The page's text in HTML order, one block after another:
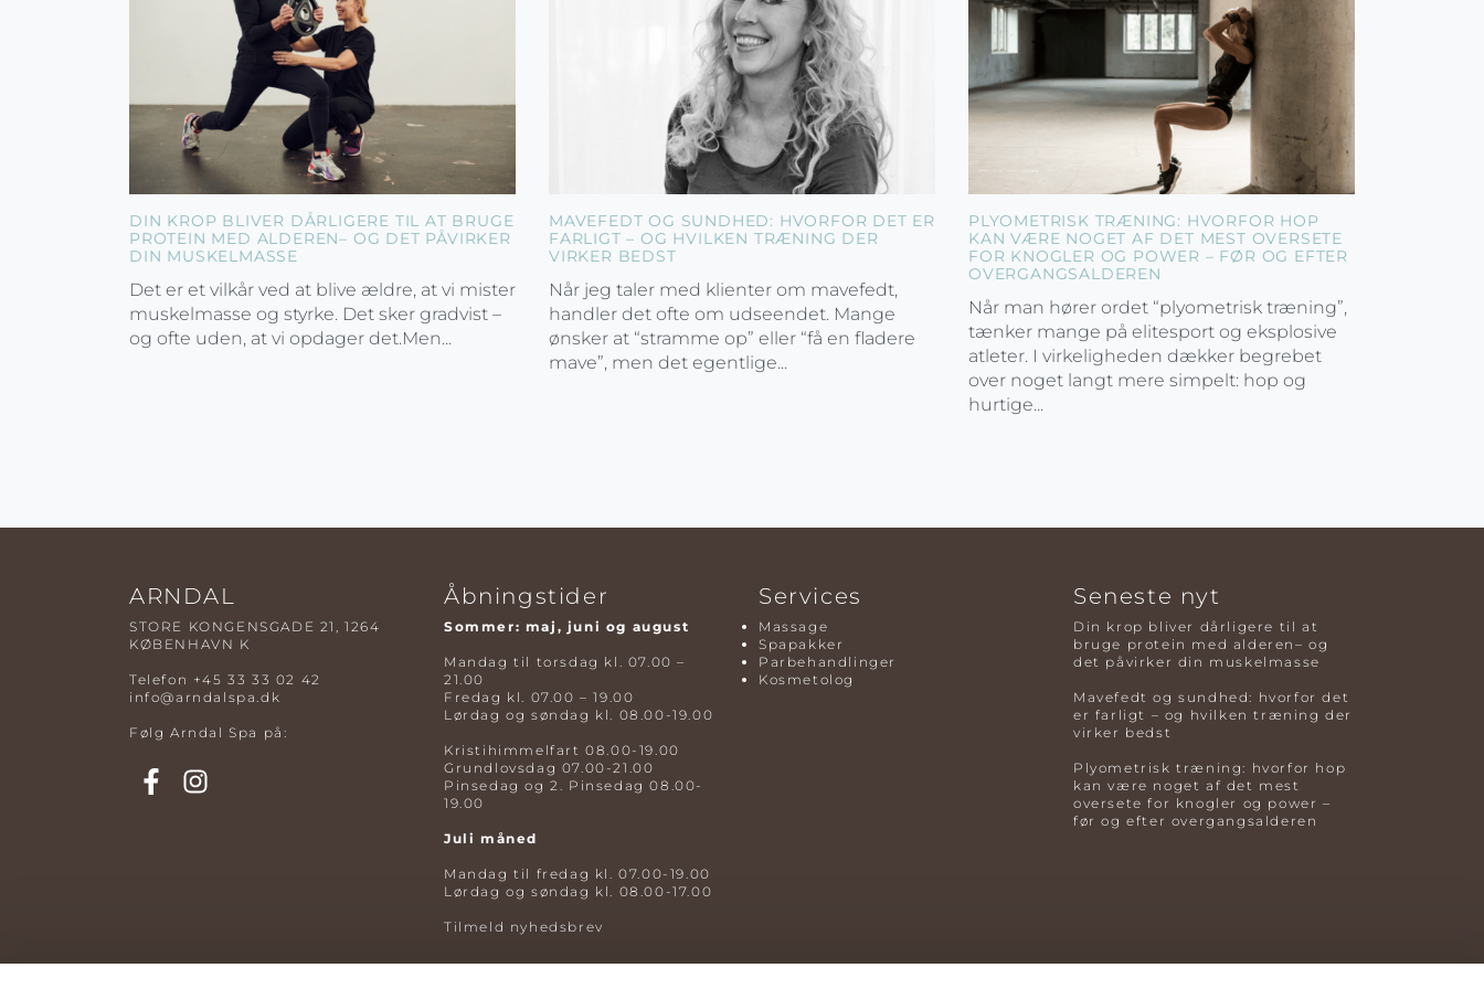
DIN KROP BLIVER DÅRLIGERE TIL AT BRUGE
PROTEIN MED ALDEREN– OG DET PÅVIRKER
DIN MUSKELMASSE
Det er et vilkår ved at blive ældre, at vi mister
muskelmasse og styrke. Det sker gradvist –
og ofte uden, at vi opdager det.Men...
MAVEFEDT OG SUNDHED: HVORFOR DET ER
FARLIGT – OG HVILKEN TRÆNING DER
VIRKER BEDST
Når jeg taler med klienter om mavefedt,
handler det ofte om udseendet. Mange
ønsker at “stramme op” eller “få en fladere
mave”, men det egentlige...
PLYOMETRISK TRÆNING: HVORFOR HOP
KAN VÆRE NOGET AF DET MEST OVERSETE
FOR KNOGLER OG POWER – FØR OG EFTER
OVERGANGSALDEREN
Når man hører ordet “plyometrisk træning”,
tænker mange på elitesport og eksplosive
atleter. I virkeligheden dækker begrebet
over noget langt mere simpelt: hop og
hurtige...
ARNDAL
STORE KONGENSGADE 21, 1264
KØBENHAVN K
Telefon +45 33 33 02 42
info@arndalspa.dk
Følg Arndal Spa på:
Åbningstider
Sommer: maj, juni og august
Mandag til torsdag kl. 07.00 –
21.00
Fredag kl. 07.00 – 19.00
Lørdag og søndag kl. 08.00-19.00
Kristihimmelfart 08.00-19.00
Grundlovsdag 07.00-21.00
Pinsedag og 2. Pinsedag 08.00-
19.00
Juli måned
Mandag til fredag kl. 07.00-19.00
Lørdag og søndag kl. 08.00-17.00
Tilmeld nyhedsbrev
Services
Massage
Spapakker
Parbehandlinger
Kosmetolog
Seneste nyt
Din krop bliver dårligere til at
bruge protein med alderen– og
det påvirker din muskelmasse
Mavefedt og sundhed: hvorfor det
er farligt – og hvilken træning der
virker bedst
Plyometrisk træning: hvorfor hop
kan være noget af det mest
oversete for knogler og power –
før og efter overgangsalderen